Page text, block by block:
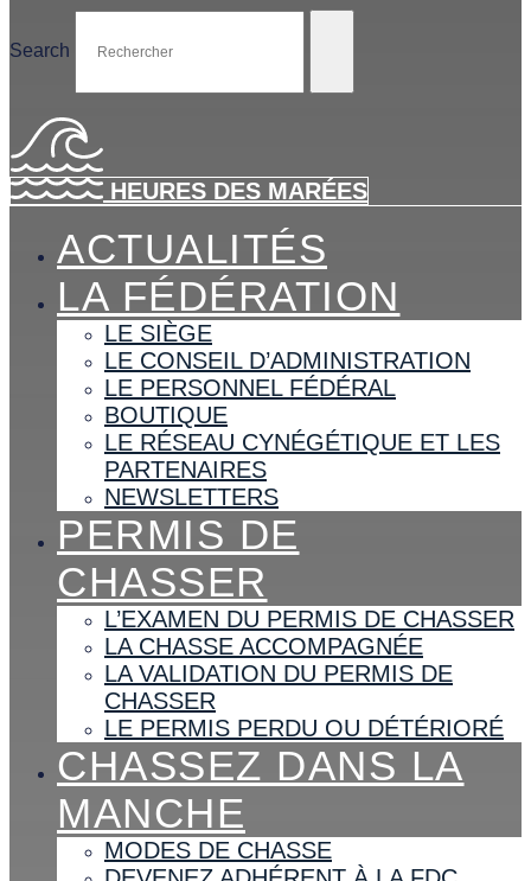
Search
HEURES DES MARÉES
ACTUALITÉS
LA FÉDÉRATION
LE SIÈGE
LE CONSEIL D’ADMINISTRATION
LE PERSONNEL FÉDÉRAL
BOUTIQUE
LE RÉSEAU CYNÉGÉTIQUE ET LES
PARTENAIRES
NEWSLETTERS
PERMIS DE
CHASSER
L’EXAMEN DU PERMIS DE CHASSER
LA CHASSE ACCOMPAGNÉE
LA VALIDATION DU PERMIS DE
CHASSER
LE PERMIS PERDU OU DÉTÉRIORÉ
CHASSEZ DANS LA
MANCHE
MODES DE CHASSE